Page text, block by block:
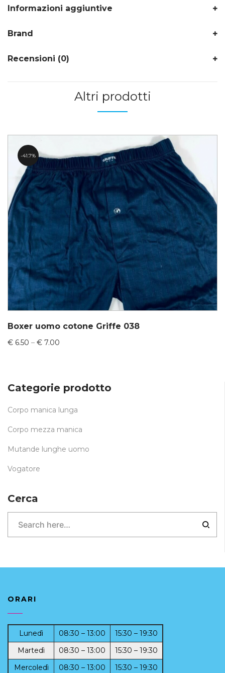
Informazioni aggiuntive
Brand
Recensioni (0)
Altri prodotti
41.7%
Boxer uomo cotone Griffe 038
€ 6.50 – € 7.00
Categorie prodotto
Corpo manica lunga
Corpo mezza manica
Mutande lunghe uomo
Vogatore
Cerca
ORARI
Lunedì 08:30 – 13:00
15:30 – 19:30
Martedì
08:30 – 13:00
15:30 – 19:30
Mercoledì
08:30 – 13:00
15:30 – 19:30